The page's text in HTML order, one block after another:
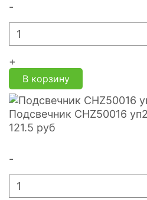
-
+
В корзину
Подсвечник CHZ50016
121.5 руб
-